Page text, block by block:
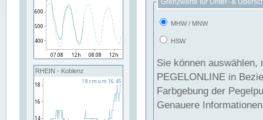
RHEIN - Koblenz
Grenzwerte für Unter- &
MHW / MNW
HSW
Sie können
PEGELONLINE in Beziehung
Farbgebung der
Genauere